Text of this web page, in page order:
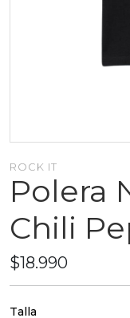
ROCK IT
Polera
Chili
$18.990
Talla